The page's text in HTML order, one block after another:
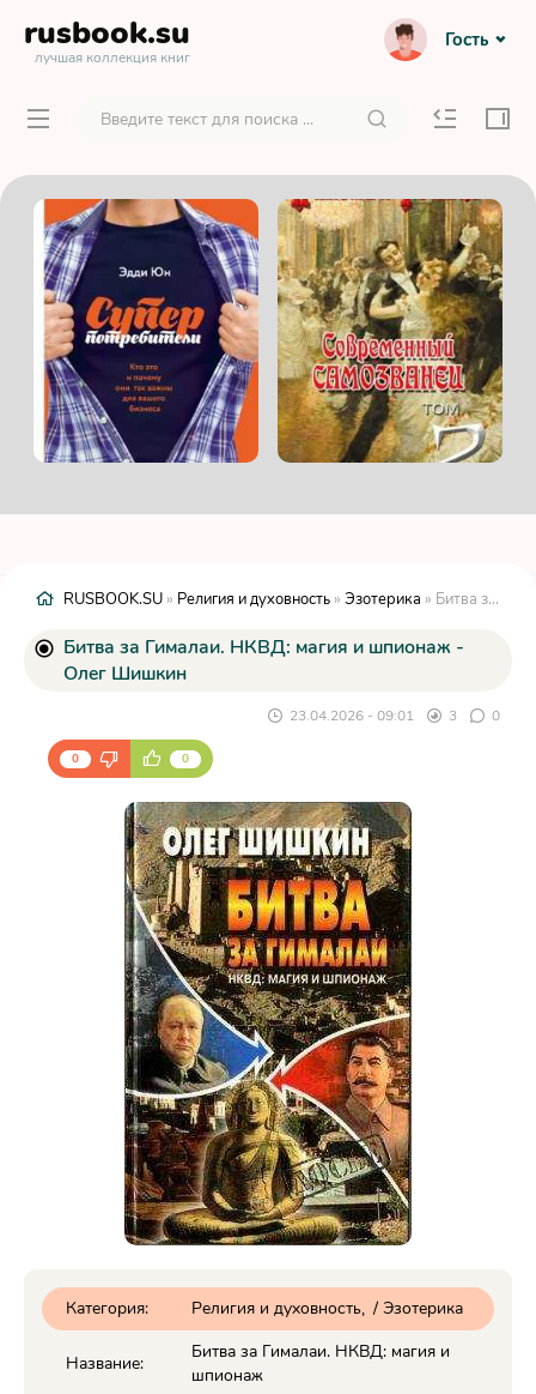
rusbook.su
лучшая коллекция книг
Гость
RUSBOOK.SU » Религия и духовность » Эзотерика » Битва за Гималаи. НКВД: магия и шпионаж - Олег Шишкин
Битва за Гималаи. НКВД: магия и шпионаж -
Олег Шишкин
23.04.2026 - 09:01 3 0
0 0
Категория: Религия и духовность / Эзотерика
Название:
Битва за Гималаи. НКВД: магия и
шпионаж